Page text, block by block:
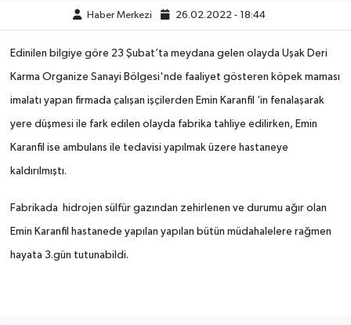
Haber Merkezi 26.02.2022 - 18:44
Edinilen bilgiye göre 23 Şubat’ta meydana gelen olayda Uşak Deri
Karma Organize Sanayi Bölgesi'nde faaliyet gösteren köpek maması
imalatı yapan firmada çalışan işçilerden Emin Karanfil ‘in fenalaşarak
yere düşmesi ile fark edilen olayda fabrika tahliye edilirken, Emin
Karanfil ise ambulans ile tedavisi yapılmak üzere hastaneye
kaldırılmıştı.
Fabrikada hidrojen sülfür gazından zehirlenen ve durumu ağır olan
Emin Karanfil hastanede yapılan yapılan bütün müdahalelere rağmen
hayata 3.gün tutunabildi.
KÜLTÜR-SANAT
ÖZEL HABER
POLİTİKA
SPOR
TEKNOLOJİ